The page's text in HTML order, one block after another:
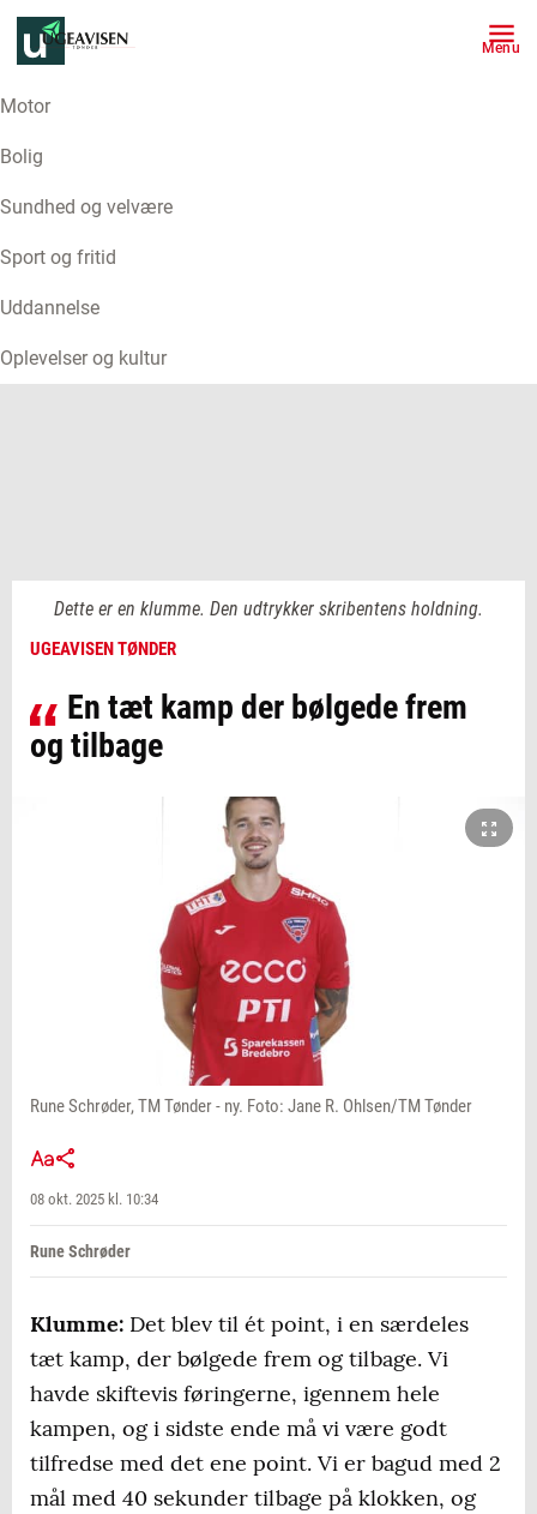
Menu
Motor
Bolig
Sundhed og velvære
Sport og fritid
Uddannelse
Oplevelser og kultur
Dette er en klumme. Den udtrykker skribentens holdning.
UGEAVISEN TØNDER
En tæt kamp der bølgede frem
og tilbage
Rune Schrøder, TM Tønder - ny. Foto: Jane R. Ohlsen/TM Tønder
08 okt. 2025 kl. 10:34
Rune Schrøder
Klumme: Det blev til ét point, i en særdeles
tæt kamp, der bølgede frem og tilbage. Vi
havde skiftevis føringerne, igennem hele
kampen, og i sidste ende må vi være godt
tilfredse med det ene point. Vi er bagud med 2
mål med 40 sekunder tilbage på klokken, og